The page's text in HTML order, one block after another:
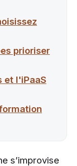
prioriser
et l'iPaaS
s’improvise